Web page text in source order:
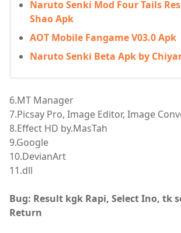
Naruto Senki Mod Four Tails
Shao Apk
AOT Mobile Fangame V03.0 Apk
Naruto Senki Beta Apk by
6.MT Manager
7.Picsay Pro, Image Editor, Image
8.Effect HD by.MasTah
9.Google
10.DevianArt
11.dll
Bug: Result kgk Rapi, Select Ino, tk
Return